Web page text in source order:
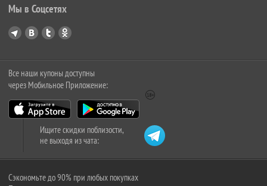
Мы в Соцсетях
Все наши купоны доступны
через Мобильное Приложение:
Ищите скидки поблизости,
не выходя из чата:
Сэкономьте до 90% при любых покупках